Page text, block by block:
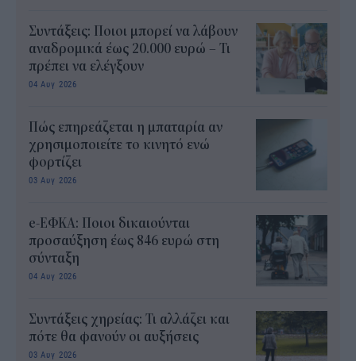
Συντάξεις: Ποιοι μπορεί να λάβουν
αναδρομικά έως 20.000 ευρώ – Τι
πρέπει να ελέγξουν
04 Αυγ 2026
Πώς επηρεάζεται η μπαταρία αν
χρησιμοποιείτε το κινητό ενώ
φορτίζει
03 Αυγ 2026
e-ΕΦΚΑ: Ποιοι δικαιούνται
προσαύξηση έως 846 ευρώ στη
σύνταξη
04 Αυγ 2026
Συντάξεις χηρείας: Τι αλλάζει και
πότε θα φανούν οι αυξήσεις
03 Αυγ 2026